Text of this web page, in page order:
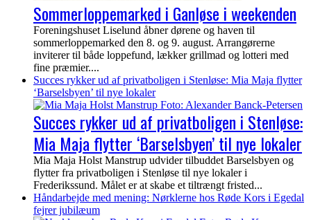
Sommerloppemarked i Ganløse i weekenden
Foreningshuset Liselund åbner dørene og haven til
sommerloppemarked den 8. og 9. august. Arrangørerne
inviterer til både loppefund, lækker grillmad og lotteri med
fine præmier....
Succes rykker ud af privatboligen i Stenløse: Mia Maja flytter
‘Barselsbyen’ til nye lokaler
Succes rykker ud af privatboligen i Stenløse:
Mia Maja flytter ‘Barselsbyen’ til nye lokaler
Mia Maja Holst Manstrup udvider tilbuddet Barselsbyen og
flytter fra privatboligen i Stenløse til nye lokaler i
Frederikssund. Målet er at skabe et tiltrængt fristed...
Håndarbejde med mening: Nørklerne hos Røde Kors i Egedal
fejrer jubilæum